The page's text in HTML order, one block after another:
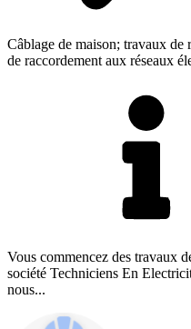
Câblage de maison; travaux de
de raccordement aux réseaux
Vous commencez des travaux
société Techniciens En
nous...